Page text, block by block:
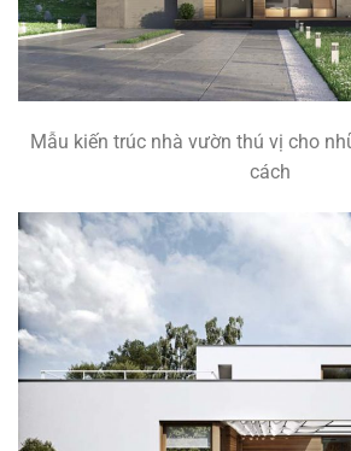
Mẫu kiến trúc nhà vườn thú vị cho
cách